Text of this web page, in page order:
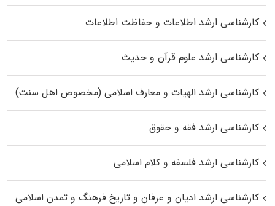
کارشناسی ارشد اطلاعات و حفاظت اطلاعات
کارشناسی ارشد علوم قرآن و حدیث
کارشناسی ارشد الهیات و معارف اسلامی (مخصوص اهل سنت)
کارشناسی ارشد فقه و حقوق
کارشناسی ارشد فلسفه و کلام اسلامی
کارشناسی ارشد ادیان و عرفان و تاریخ فرهنگ و تمدن اسلامی